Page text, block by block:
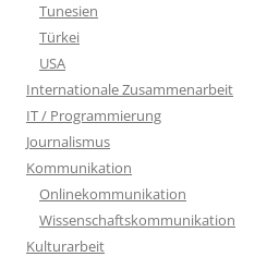
Tunesien
Türkei
USA
Internationale Zusammenarbeit
IT / Programmierung
Journalismus
Kommunikation
Onlinekommunikation
Wissenschaftskommunikation
Kulturarbeit